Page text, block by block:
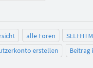
alle Foren
erstellen
Beitrag